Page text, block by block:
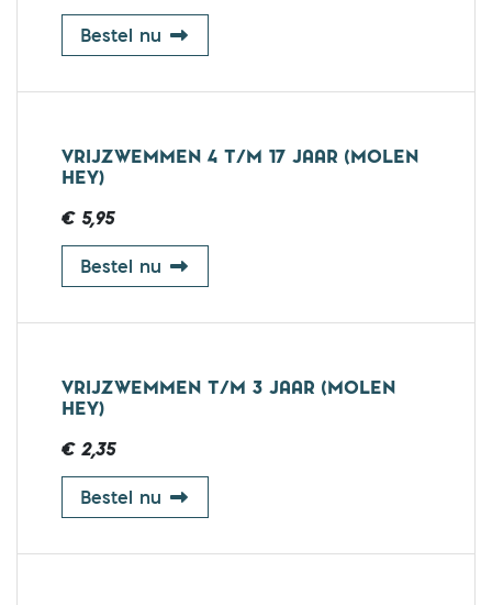
Bestel nu 25 badenkaart vrijzwemmen t/m 17
VRIJZWEMMEN 4 T/M 17 JAAR (MOLEN
HEY)
€ 5,95
Bestel nu vrijzwemmen 4 t/m 17 jaar (Molen
VRIJZWEMMEN T/M 3 JAAR (MOLEN
HEY)
€ 2,35
Bestel nu vrijzwemmen t/m 3 jaar (Molen